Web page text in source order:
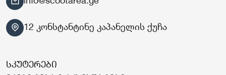
12 კონსტანტინე კაპანელის ქუჩა
სკუტერები